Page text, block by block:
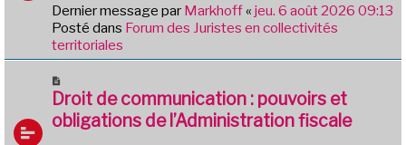
a
u
m
s
a
Dernier message par Markhoff« jeu. 6 août 2026 09:13
Posté dans Forum des Juristes en collectivités
territoriales
o
u
v
Droit de communication : pouvoirs et
obligations de l’Administration fiscale